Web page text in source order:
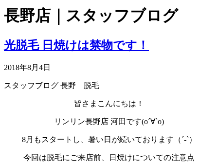
長野店｜スタッフブログ
光脱毛 日焼けは禁物です！
2018年8月4日
スタッフブログ 長野 脱毛
皆さまこんにちは！
リンリン長野店 河田です(о´∀`о)
8月もスタートし、暑い日が続いております（´-`）
今回は脱毛にご来店前、日焼けについての注意点